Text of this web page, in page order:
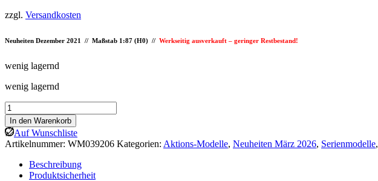
war:
ist:
zzgl. Versandkosten
Neuheiten Dezember 2021 // Maßstab 1:87 (H0) // Werkseitig ausverkauft – geringer Restbestand!
wenig lagernd
wenig lagernd
Wiking:
Magirus-
Deutz
Gerüstbau-
Hängerzug,
korallenrot
Menge
In den Warenkorb
Auf Wunschliste
Artikelnummer: WM039206 Kategorien: Aktions-Modelle, Neuheiten März 2026, Serienmodelle,
Beschreibung
Produktsicherheit